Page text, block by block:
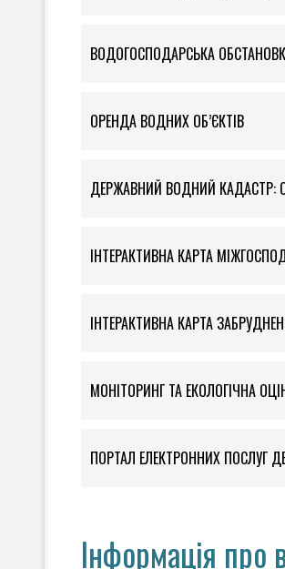
ВОДОГОСПОДАРСЬКА
ОРЕНДА ВОДНИХ ОБ’ЄКТІВ
ДЕРЖАВНИЙ ВОДНИЙ КАДАСТР:
ІНТЕРАКТИВНА КАРТА
ІНТЕРАКТИВНА КАРТА
МОНІТОРИНГ ТА ЕКОЛОГІЧНА
ПОРТАЛ ЕЛЕКТРОННИХ ПОСЛУГ
Інформація про